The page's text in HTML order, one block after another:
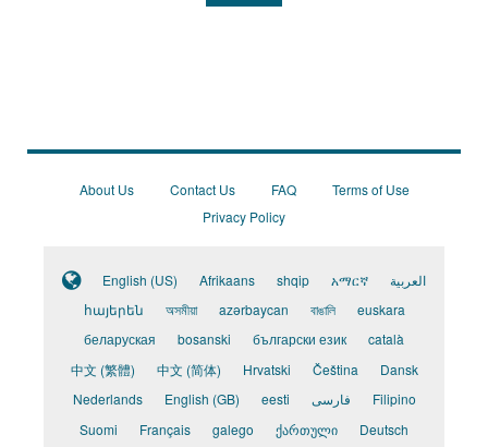
About Us Contact Us FAQ
Terms of Use
Privacy Policy
English (US) Afrikaans shqip አማርኛ
العربية
հայերեն
অসমীয়া azərbaycan বাঙালি
euskara
беларуская
bosanski български език
català
中文 (繁體)
中文 (简体) Hrvatski Čeština
Dansk
Nederlands
English (GB) eesti فارسی
Filipino
Suomi
Français galego ქართული
Deutsch